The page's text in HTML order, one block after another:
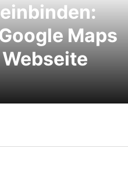
Maps